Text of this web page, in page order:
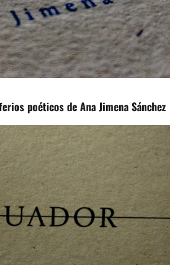
poéticos de Ana Jimena Sánchez